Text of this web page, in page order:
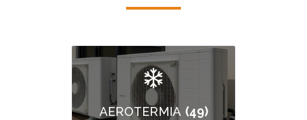
AEROTERMIA (49)